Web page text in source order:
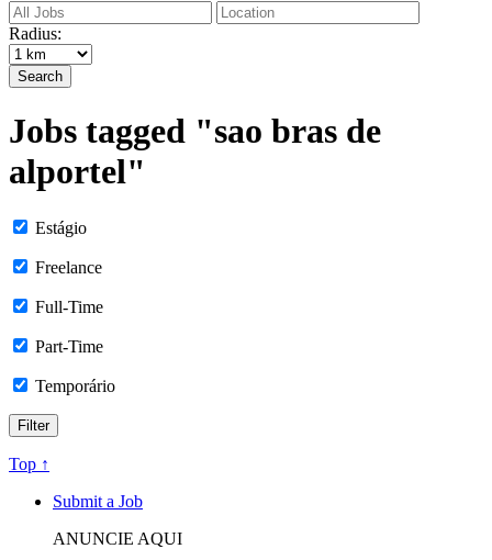
Radius:
Search
Jobs tagged "sao bras de
alportel"
Estágio
Freelance
Full-Time
Part-Time
Temporário
Top ↑
Submit a Job
ANUNCIE AQUI